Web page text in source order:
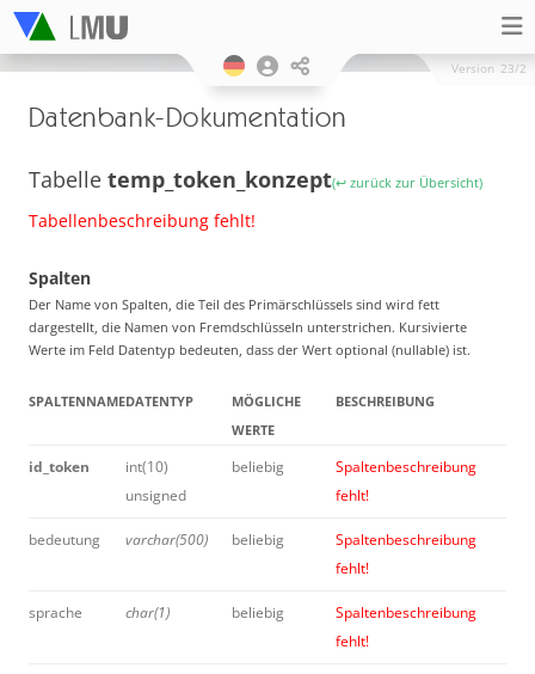
Version 23/2
Datenbank-Dokumentation
Tabelle temp_token_konzept(↩ zurück zur Übersicht)
Tabellenbeschreibung fehlt!
Spalten
Der Name von Spalten, die Teil des Primärschlüssels sind wird fett
dargestellt, die Namen von Fremdschlüsseln unterstrichen. Kursivierte
Werte im Feld Datentyp bedeuten, dass der Wert optional (nullable) ist.
SPALTENNAMEDATENTYP
MÖGLICHE
WERTE
BESCHREIBUNG
id_token
int(10)
unsigned
beliebig
Spaltenbeschreibung
fehlt!
bedeutung varchar(500) beliebig
Spaltenbeschreibung
fehlt!
sprache char(1) beliebig
Spaltenbeschreibung
fehlt!